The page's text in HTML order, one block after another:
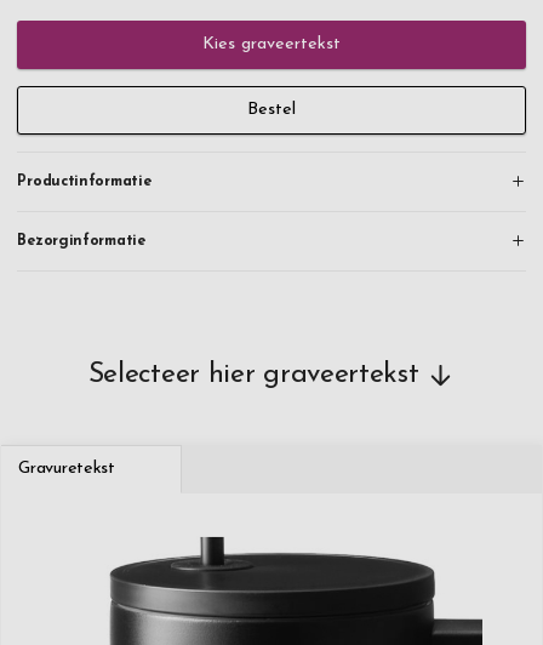
Dubbele wanden in de thermosbeker houden de drank langdurig
warm of koud. Stro op het deksel. Roestvrij staal. Inhoud 90 cl.
Kies graveertekst
Bestel
Productinformatie
Bezorginformatie
Selecteer hier graveertekst
Gravuretekst